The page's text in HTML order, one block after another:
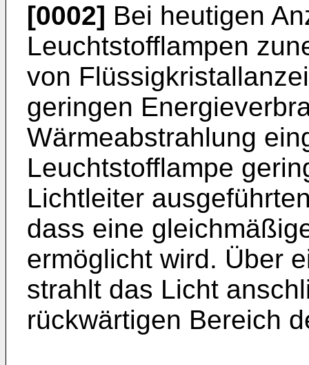
[0002] Bei heutigen
Leuchtstofflampen
von
geringen
Wärmeabstrahlung
Leuchtstofflampe
Lichtleiter
dass eine
ermöglicht wird. Über
strahlt das Licht
rückwärtigen Bereich